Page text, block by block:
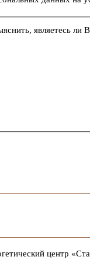
являетесь ли
центр